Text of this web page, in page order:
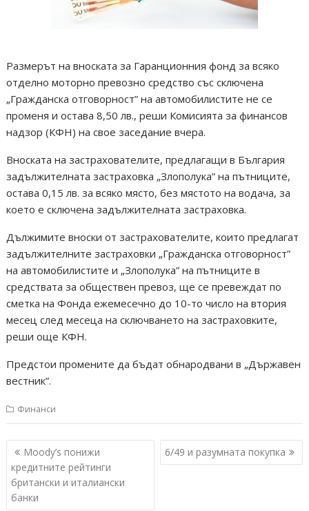
Размерът на вноската за Гаранционния фонд за всяко
отделно моторно превозно средство със сключена
„Гражданска отговорност” на автомобилистите не се
променя и остава 8,50 лв., реши Комисията за финансов
надзор (КФН) на свое заседание вчера.
Вноската на застрахователите, предлагащи в България
задължителната застраховка „Злополука” на пътниците,
остава 0,15 лв. за всяко място, без мястото на водача, за
което е сключена задължителната застраховка.
Дължимите вноски от застрахователите, които предлагат
задължителните застраховки „Гражданска отговорност”
на автомобилистите и „Злополука” на пътниците в
средствата за обществен превоз, ще се превеждат по
сметка на Фонда ежемесечно до 10-то число на втория
месец след месеца на сключването на застраховките,
реши още КФН.
Предстои промените да бъдат обнародвани в „Държавен
вестник”.
Финанси
Навигация
Moody’s понижи
кредитните рейтинги
британски и италиански
банки
6/49 и разумната покупка